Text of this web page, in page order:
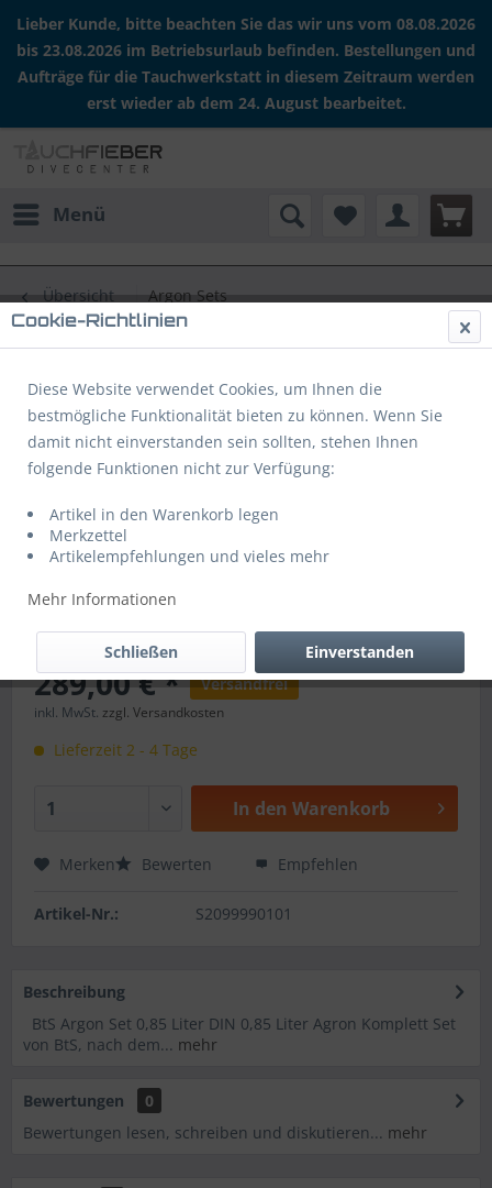
Lieber Kunde, bitte beachten Sie das wir uns vom 08.08.2026
bis 23.08.2026 im Betriebsurlaub befinden. Bestellungen und
Aufträge für die Tauchwerkstatt in diesem Zeitraum werden
erst wieder ab dem 24. August bearbeitet.
Menü
Übersicht Argon Sets
289,00 € * Versandfrei
inkl. MwSt. zzgl. Versandkosten
Lieferzeit 2 - 4 Tage
In den Warenkorb
Merken Bewerten Empfehlen
Artikel-Nr.: S2099990101
Beschreibung
BtS Argon Set 0,85 Liter DIN 0,85 Liter Agron Komplett Set
von BtS, nach dem... mehr
Bewertungen
0
Bewertungen lesen, schreiben und diskutieren... mehr
Cookie-Richtlinien
Diese Website verwendet Cookies, um Ihnen die
bestmögliche Funktionalität bieten zu können. Wenn Sie
damit nicht einverstanden sein sollten, stehen Ihnen
folgende Funktionen nicht zur Verfügung:
Artikel in den Warenkorb legen
Merkzettel
Artikelempfehlungen und vieles mehr
Mehr Informationen
Einverstanden
Schließen